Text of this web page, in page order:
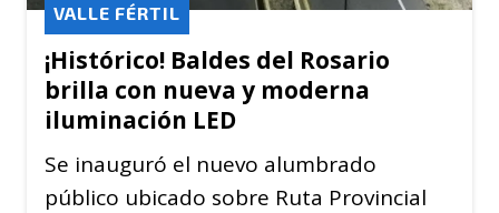
¡Histórico! Baldes del Rosario
brilla con nueva y moderna
iluminación LED
VALLE FÉRTIL
Se inauguró el nuevo alumbrado
público ubicado sobre Ruta Provincial